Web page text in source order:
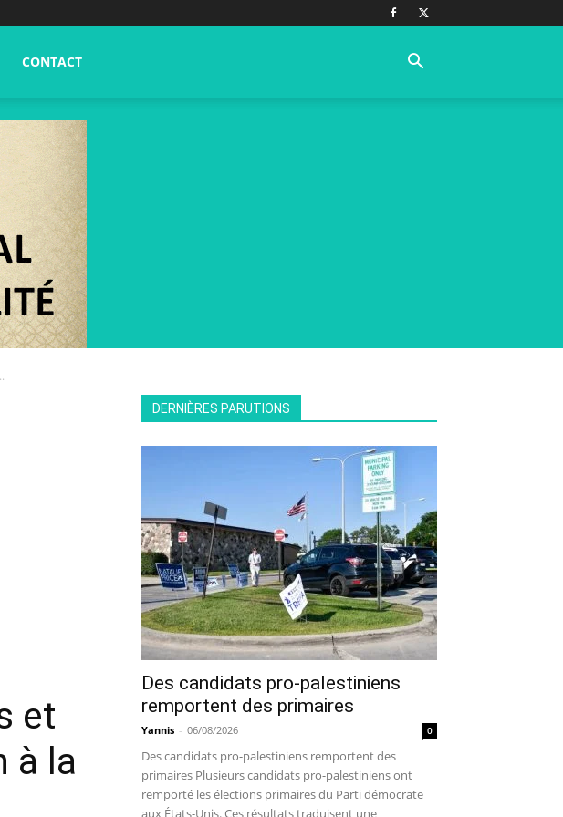
CONTACT
et
à la
DERNIÈRES PARUTIONS
Des candidats pro-palestiniens
remportent des primaires
Yannis - 06/08/2026 0
Des candidats pro-palestiniens remportent des
primaires Plusieurs candidats pro-palestiniens ont
remporté les élections primaires du Parti démocrate
aux États-Unis. Ces résultats traduisent une